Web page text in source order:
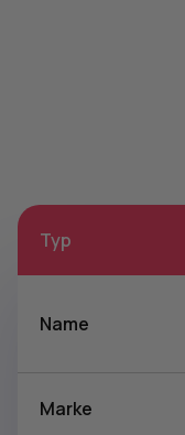
Typ
Name
Marke